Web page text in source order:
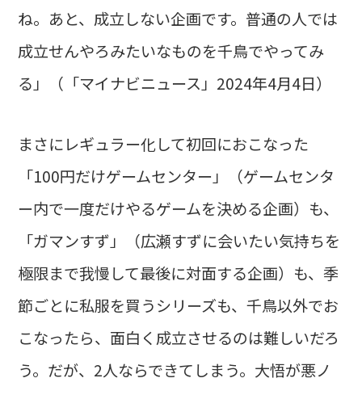
ね。あと、成立しない企画です。普通の人では
成立せんやろみたいなものを千鳥でやってみ
る」（「マイナビニュース」2024年4月4日）
まさにレギュラー化して初回におこなった
「100円だけゲームセンター」（ゲームセンタ
ー内で一度だけやるゲームを決める企画）も、
「ガマンすず」（広瀬すずに会いたい気持ちを
極限まで我慢して最後に対面する企画）も、季
節ごとに私服を買うシリーズも、千鳥以外でお
こなったら、面白く成立させるのは難しいだろ
う。だが、2人ならできてしまう。大悟が悪ノ